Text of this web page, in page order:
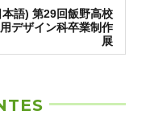
本語) 第29回飯野高校
デザイン科卒業制作
展